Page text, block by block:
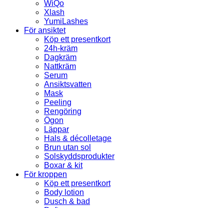
WiQo
Xlash
YumiLashes
För ansiktet
Köp ett presentkort
24h-kräm
Dagkräm
Nattkräm
Serum
Ansiktsvatten
Mask
Peeling
Rengöring
Ögon
Läppar
Hals & décolletage
Brun utan sol
Solskyddsprodukter
Boxar & kit
För kroppen
Köp ett presentkort
Body lotion
Dusch & bad